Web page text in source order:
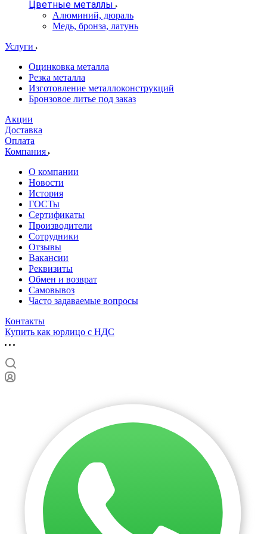
Цветные металлы
Алюминий, дюраль
Медь, бронза, латунь
Услуги
Оцинковка металла
Резка металла
Изготовление металлоконструкций
Бронзовое литье под заказ
Акции
Доставка
Оплата
Компания
О компании
Новости
История
ГОСТы
Сертификаты
Производители
Сотрудники
Отзывы
Вакансии
Реквизиты
Обмен и возврат
Самовывоз
Часто задаваемые вопросы
Контакты
Купить как юрлицо с НДС